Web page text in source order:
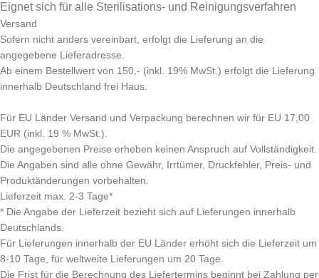
Eignet sich für alle Sterilisations- und Reinigungsverfahren
Versand
Sofern nicht anders vereinbart, erfolgt die Lieferung an die
angegebene Lieferadresse.
Ab einem Bestellwert von 150,- (inkl. 19% MwSt.) erfolgt die Lieferung
innerhalb Deutschland frei Haus.
Für EU Länder Versand und Verpackung berechnen wir für EU 17,00
EUR (inkl. 19 % MwSt.).
Die angegebenen Preise erheben keinen Anspruch auf Vollständigkeit.
Die Angaben sind alle ohne Gewähr, Irrtümer, Druckfehler, Preis- und
Produktänderungen vorbehalten.
Lieferzeit max. 2-3 Tage*
* Die Angabe der Lieferzeit bezieht sich auf Lieferungen innerhalb
Deutschlands.
Für Lieferungen innerhalb der EU Länder erhöht sich die Lieferzeit um
8-10 Tage, für weltweite Lieferungen um 20 Tage.
Die Frist für die Berechnung des Liefertermins beginnt bei Zahlung per